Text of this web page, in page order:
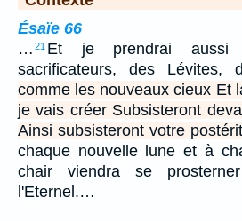
Ésaïe 66
… 21 Et je prendrai aussi
sacrificateurs, des Lévites,
comme les nouveaux cieux Et
je vais créer Subsisteront
Ainsi subsisteront votre
chaque nouvelle lune et à
chair viendra se
l'Eternel.…